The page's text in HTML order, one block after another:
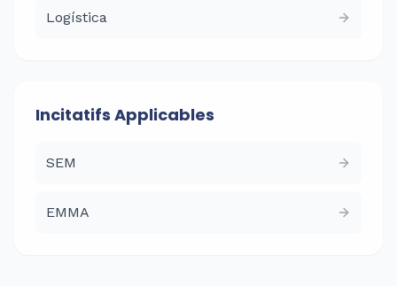
Logística
Incitatifs Applicables
SEM
EMMA